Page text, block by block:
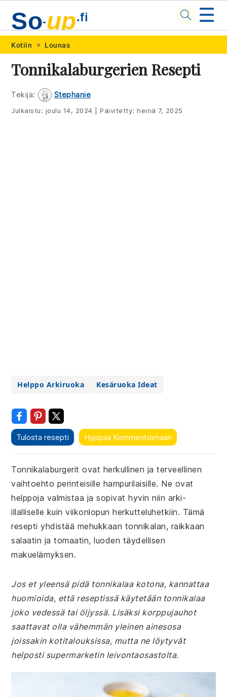
Skip
primary
navigation
Skip
main
content
Skip
primary
sidebar
Skip
footer
So-up.fi ☰
Kotiin Lounas
Tonnikalaburgerien Resepti
Tekijä: Stephanie
Julkaistu: joulu 14, 2024 Päivitetty:heinä 7, 2025
Helppo Arkiruoka Kesäruoka Ideat
Tulosta resepti Hyppää Kommentoimaan
Tonnikalaburgerit ovat herkullinen ja terveellinen
vaihtoehto perinteisille hampurilaisille. Ne ovat
helppoja valmistaa ja sopivat hyvin niin arki-
illalliselle kuin viikonlopun herkutteluhetkiin. Tämä
resepti yhdistää mehukkaan tonnikalan, raikkaan
salaatin ja tomaatin, luoden täydellisen
makuelämyksen.
Jos et yleensä pidä tonnikalaa kotona, kannattaa
huomioida, että reseptissä käytetään tonnikalaa
joko vedessä tai öljyssä. Lisäksi korppujauhot
saattavat olla vähemmän yleinen ainesosa
joissakin kotitalouksissa, mutta ne löytyvät
helposti supermarketin leivontaosastolta.